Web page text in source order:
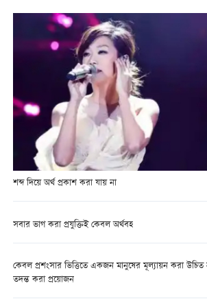
শব্দ দিয়ে অর্থ প্রকাশ করা যায় না
সবার ভাগ করা প্রযুক্তিই কেবল অর্থবহ
কেবল প্রশংসার ভিত্তিতে একজন মানুষের মূল্যায়ন করা
তদন্ত করা প্রয়োজন